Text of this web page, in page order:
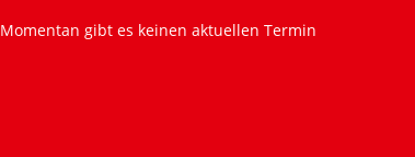
Momentan gibt es keinen aktuellen Termin